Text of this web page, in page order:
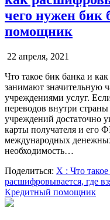
чего нужен бик
помощник
22 апреля, 2021
Что такое бик банка и
занимают значительную
учреждениями услуг.
переводов внутри
учреждений достаточно
карты получателя и его
международных
необходимость…
Поделиться: X : Что
расшифровывается, где
Кредитный помощник